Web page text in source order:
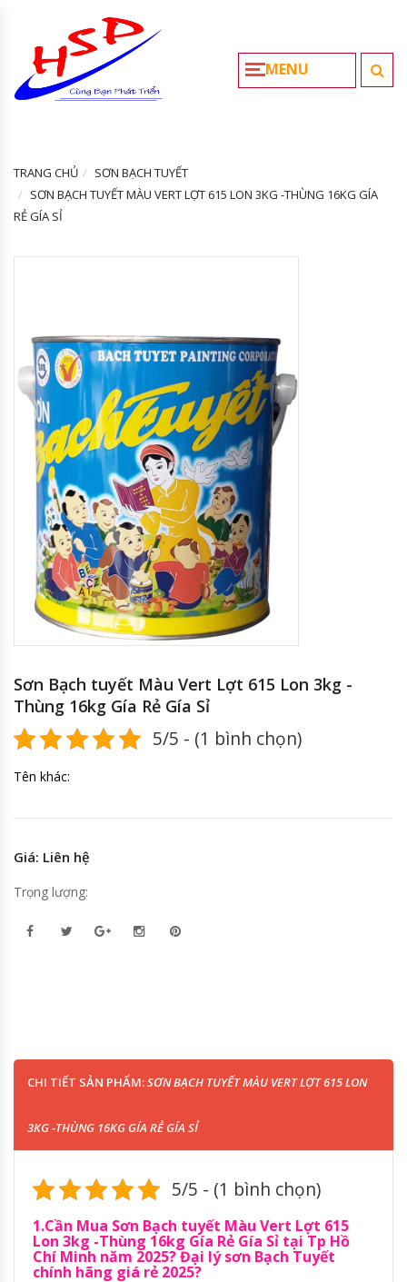
MENU
TRANG CHỦ
SƠN BẠCH TUYẾT
SƠN BẠCH TUYẾT MÀU VERT LỢT 615 LON 3KG -THÙNG 16KG GÍA
RẺ GÍA SỈ
Sơn Bạch tuyết Màu Vert Lợt 615 Lon 3kg -
Thùng 16kg Gía Rẻ Gía Sỉ
5/5 - (1 bình chọn)
Tên khác:
Giá: Liên hệ
Trọng lượng:
CHI TIẾT SẢN PHẨM:SƠN BẠCH TUYẾT MÀU VERT LỢT 615 LON
3KG -THÙNG 16KG GÍA RẺ GÍA SỈ
5/5 - (1 bình chọn)
1.Cần Mua Sơn Bạch tuyết Màu Vert Lợt 615
Lon 3kg -Thùng 16kg Gía Rẻ Gía Sỉ tại Tp Hồ
Chí Minh năm 2025? Đại lý sơn Bạch Tuyết
chính hãng giá rẻ 2025?